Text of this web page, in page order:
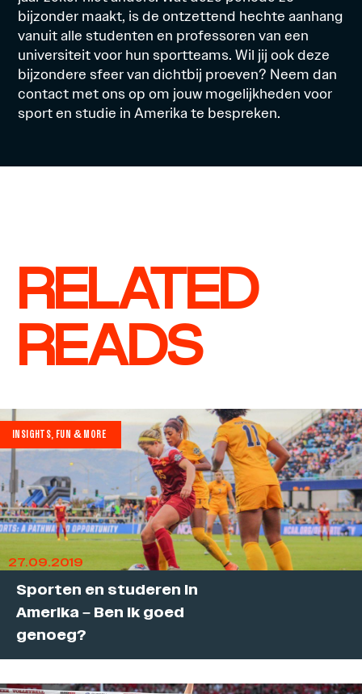
bijzonder maakt, is de ontzettend hechte aanhang
vanuit alle studenten en professoren van een
universiteit voor hun sportteams. Wil jij ook deze
bijzondere sfeer van dichtbij proeven? Neem dan
contact met ons op om jouw mogelijkheden voor
sport en studie in Amerika te bespreken.
RELATED
READS
INSIGHTS, FUN & MORE
27.09.2019
Sporten en studeren in
Amerika – Ben ik goed
genoeg?